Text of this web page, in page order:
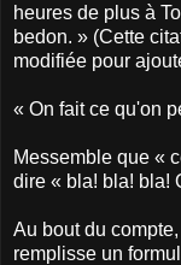
heures de plus à
bedon. » (Cette
modifiée pour
« On fait ce qu'on
Messemble que «
dire « bla! bla! bla!
Au bout du
remplisse un